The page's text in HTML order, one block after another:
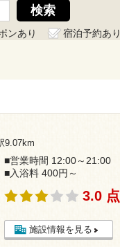
ンあり
宿泊予約あり
9.07km
■営業時間 12:00～21:00
■入浴料 400円～
3.0 点
施設情報を見る